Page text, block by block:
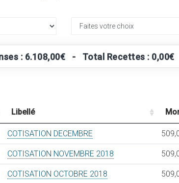
: 6.108,00€ - Total Recettes : 0,00€
Libellé
COTISATION DECEMBRE
COTISATION NOVEMBRE 2018
COTISATION OCTOBRE 2018